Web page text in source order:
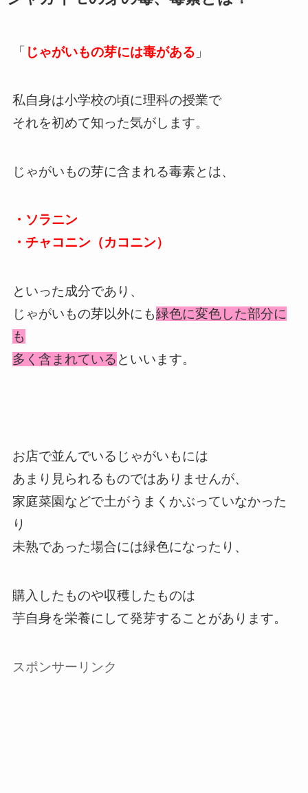
「 じゃがいもの芽には毒がある 」
私自身は小学校の頃に理科の授業で
それを初めて知った気がします。
じゃがいもの芽に含まれる毒素とは、
・ソラニン
・チャコニン（カコニン）
といった成分であり、
じゃがいもの芽以外にも緑色に変色した部分に
も
多く含まれている といいます。
お店で並んでいるじゃがいもには
あまり見られるものではありませんが、
家庭菜園などで土がうまくかぶっていなかった
り
未熟であった場合には緑色になったり、
購入したものや収穫したものは
芋自身を栄養にして発芽することがあります。
スポンサーリンク